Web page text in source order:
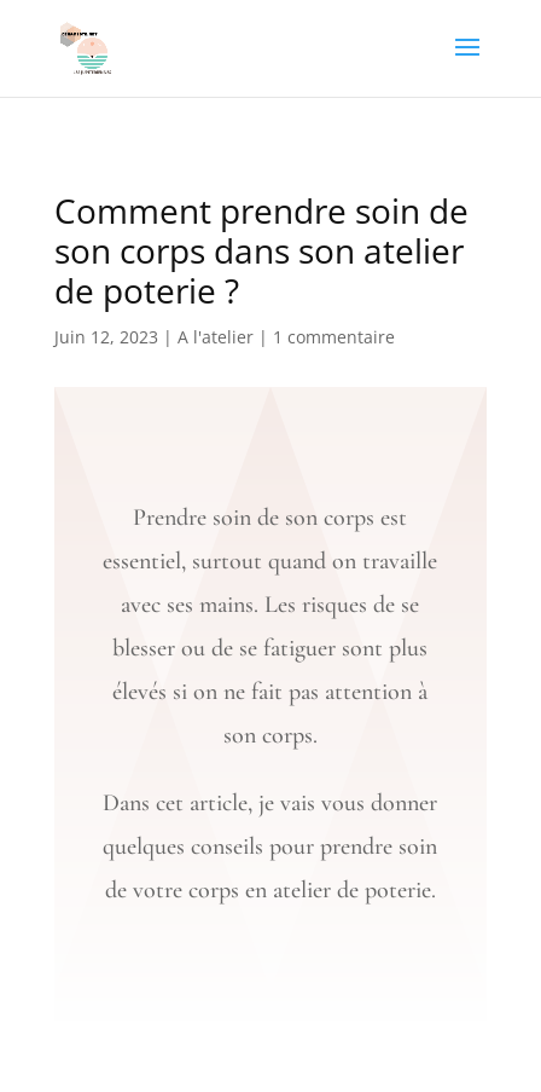
Comment prendre soin de
son corps dans son atelier
de poterie ?
Juin 12, 2023 | A l'atelier| 1 commentaire
Prendre soin de son corps est
essentiel, surtout quand on travaille
avec ses mains. Les risques de se
blesser ou de se fatiguer sont plus
élevés si on ne fait pas attention à
son corps.
Dans cet article, je vais vous donner
quelques conseils pour prendre soin
de votre corps en atelier de poterie.